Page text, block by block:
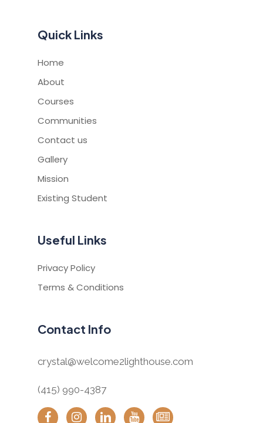
Quick Links
Home
About
Courses
Communities
Contact us
Gallery
Mission
Existing Student
Useful Links
Privacy Policy
Terms & Conditions
Contact Info
crystal@welcome2lighthouse.com
(415) 990-4387